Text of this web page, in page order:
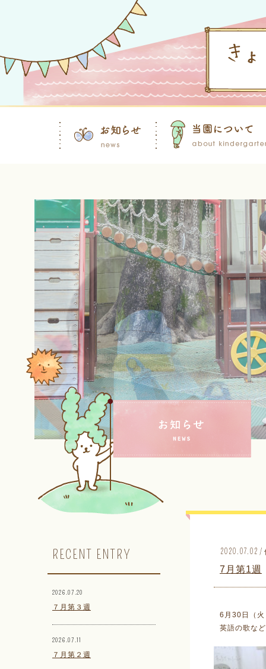
RECENT ENTRY
2026.07.20
７月第３週
2026.07.11
７月第２週
2020.07.02 /
7月第1週
6月30日（火
英語の歌な